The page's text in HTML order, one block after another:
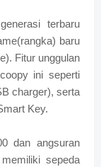
terbaru
baru
Fitur unggulan
ini seperti
charger), serta
Key.
dan angsuran
sepeda